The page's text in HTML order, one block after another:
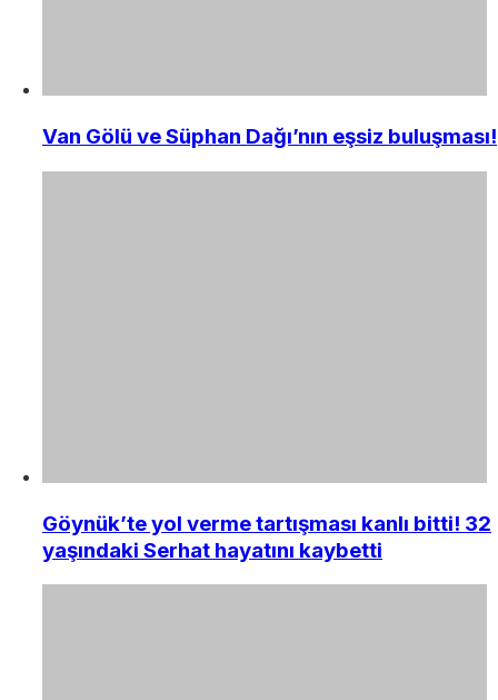
Van Gölü ve Süphan Dağı’nın eşsiz buluşması!
Göynük’te yol verme tartışması kanlı bitti! 32
yaşındaki Serhat hayatını kaybetti